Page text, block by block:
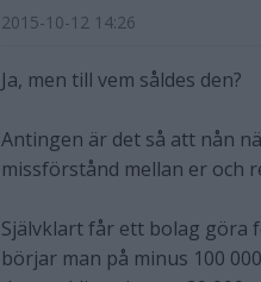
2015-10-12 14:26
Ja, men till vem såldes den?
Antingen är det så att nån
missförstånd mellan er och
Självklart får ett bolag göra
börjar man på minus 100